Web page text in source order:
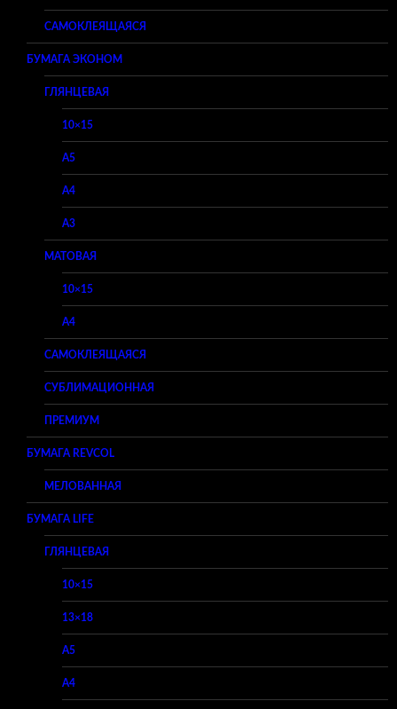
САМОКЛЕЯЩАЯСЯ
БУМАГА ЭКОНОМ
ГЛЯНЦЕВАЯ
10×15
A5
A4
A3
МАТОВАЯ
10×15
A4
САМОКЛЕЯЩАЯСЯ
СУБЛИМАЦИОННАЯ
ПРЕМИУМ
БУМАГА REVCOL
МЕЛОВАННАЯ
БУМАГА LIFE
ГЛЯНЦЕВАЯ
10×15
13×18
A5
A4